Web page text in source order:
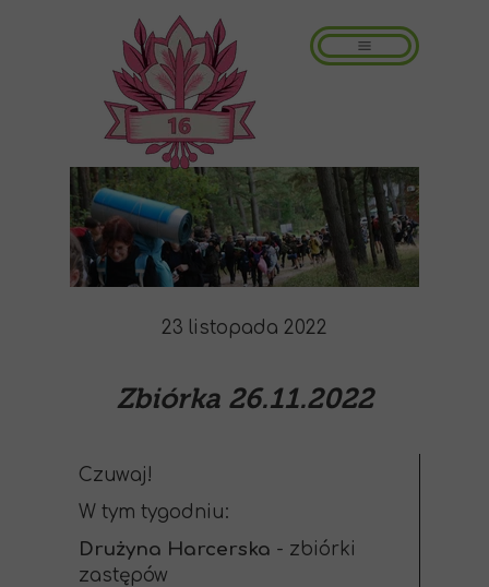
23 listopada 2022
Zbiórka 26.11.2022
Czuwaj!
W tym tygodniu:
Drużyna Harcerska - zbiórki
zastępów